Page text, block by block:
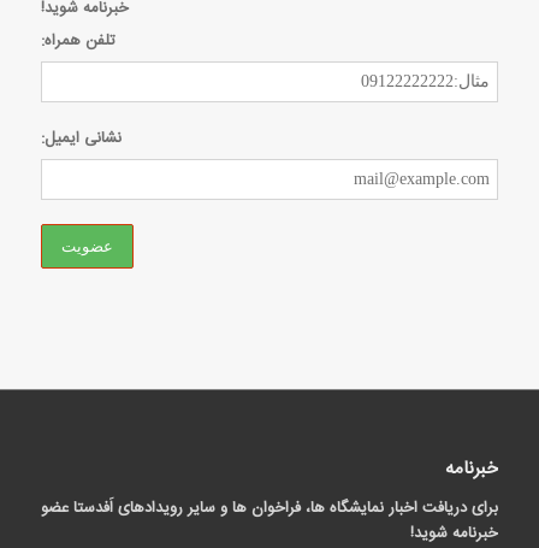
خبرنامه شوید!
تلفن همراه:
نشانی ایمیل:
خبرنامه
برای دریافت اخبار نمایشگاه ها، فراخوان ها و سایر رویدادهای اَفدستا عضو
خبرنامه شوید!